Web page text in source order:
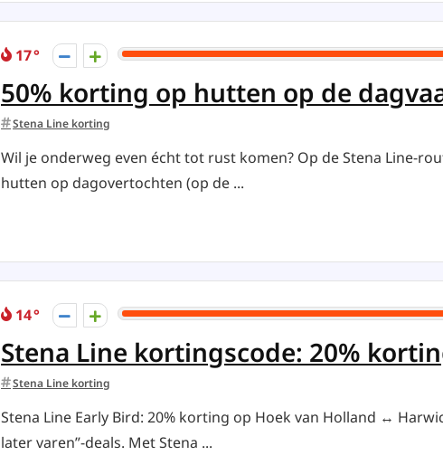
17
50% korting op hutten op de
Stena Line korting
Wil je onderweg even écht tot rust komen? Op de Stena Line-
hutten op dagovertochten (op de ...
14
Stena Line kortingscode: 20%
Stena Line korting
Stena Line Early Bird: 20% korting op Hoek van Holland ↔
later varen”-deals. Met Stena ...